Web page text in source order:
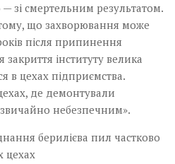
зі смертельним результатом.
що захворювання може
після припинення
закриття інституту велика
в цехах підприємства.
де демонтували
небезпечним».